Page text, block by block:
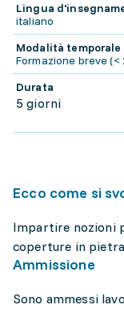
Lingua
italiano
Modalità temporale
Formazione breve
Durata
5 giorni
Ecco come si
Impartire nozioni
coperture in
Ammissione
Sono ammessi